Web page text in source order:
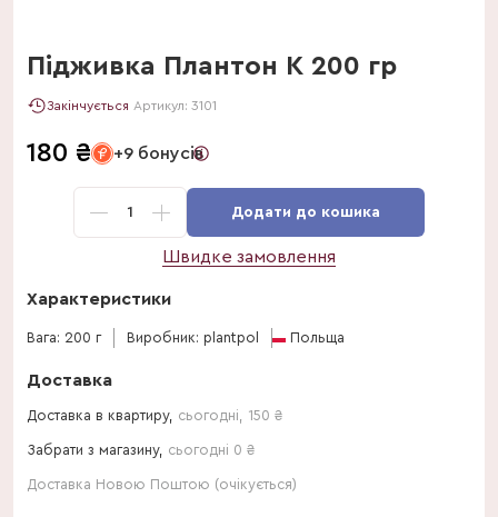
Підживка Плантон K 200 гр
Закінчується Артикул: 3101
180 ₴ +9 бонусів
1 Додати до кошика
Швидке замовлення
Характеристики
Вага: 200 г Виробник: plantpol Польща
Доставка
Доставка в квартиру, сьогодні 150 ₴
Забрати з магазину, сьогодні 0 ₴
Доставка Новою Поштою (очікується)